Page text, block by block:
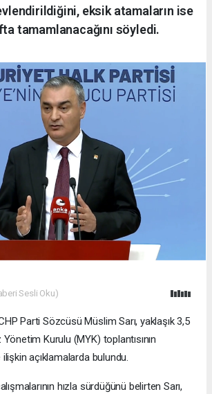
eksik atamaların ise
tamamlanacağını söyledi.
Sesli Oku)
Parti Sözcüsü Müslim Sarı, yaklaşık 3,5
Kurulu (MYK) toplantısının
açıklamalarda bulundu.
hızla sürdüğünü belirten Sarı,